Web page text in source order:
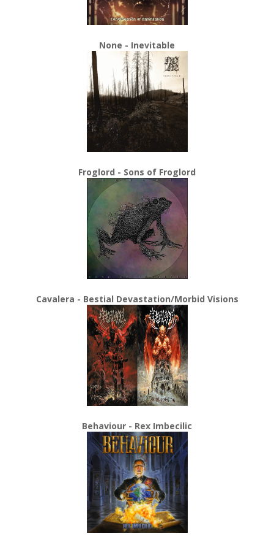
None - Inevitable
Froglord - Sons of Froglord
Cavalera - Bestial Devastation/Morbid Visions
Behaviour - Rex Imbecilic